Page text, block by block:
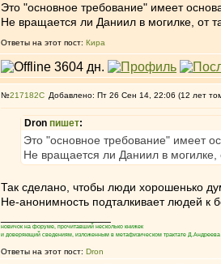
Это "основное требование" имеет
Не вращается ли Даниил в могилке, от
Ответы на этот пост: Кира
№217182 Добавлено: Пт 26 Сен 14, 22:06 (12 лет
Dron пишет:
Это "основное требование" имеет
Не вращается ли Даниил в могилке,
Так сделано, чтобы люди хорошенько
Не-анонимность подталкивает людей к
новичок на форуме, прочитавший несколько книжек
и доверяющий сведениям, изложенным в метафизическом трактате
Ответы на этот пост: Dron